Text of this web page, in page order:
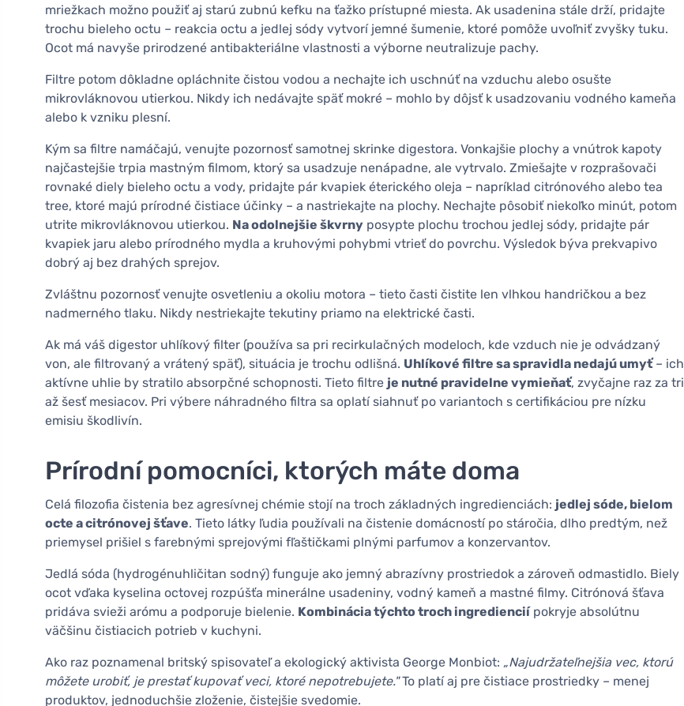
mriežkach možno použiť aj starú zubnú kefku na ťažko prístupné miesta. Ak usadenina stále drží, pridajte
trochu bieleho octu – reakcia octu a jedlej sódy vytvorí jemné šumenie, ktoré pomôže uvoľniť zvyšky tuku.
Ocot má navyše prirodzené antibakteriálne vlastnosti a výborne neutralizuje pachy.
Filtre potom dôkladne opláchnite čistou vodou a nechajte ich uschnúť na vzduchu alebo osušte
mikrovláknovou utierkou. Nikdy ich nedávajte späť mokré – mohlo by dôjsť k usadzovaniu vodného kameňa
alebo k vzniku plesní.
Kým sa filtre namáčajú, venujte pozornosť samotnej skrinke digestora. Vonkajšie plochy a vnútrok kapoty
najčastejšie trpia mastným filmom, ktorý sa usadzuje nenápadne, ale vytrvalo. Zmiešajte v rozprašovači
rovnaké diely bieleho octu a vody, pridajte pár kvapiek éterického oleja – napríklad citrónového alebo tea
tree, ktoré majú prírodné čistiace účinky – a nastriekajte na plochy. Nechajte pôsobiť niekoľko minút, potom
utrite mikrovláknovou utierkou. Na odolnejšie škvrny posypte plochu trochou jedlej sódy, pridajte pár
kvapiek jaru alebo prírodného mydla a kruhovými pohybmi vtrieť do povrchu. Výsledok býva prekvapivo
dobrý aj bez drahých sprejov.
Zvláštnu pozornosť venujte osvetleniu a okoliu motora – tieto časti čistite len vlhkou handričkou a bez
nadmerného tlaku. Nikdy nestriekajte tekutiny priamo na elektrické časti.
Ak má váš digestor uhlíkový filter (používa sa pri recirkulačných modeloch, kde vzduch nie je odvádzaný
von, ale filtrovaný a vrátený späť), situácia je trochu odlišná. Uhlíkové filtre sa spravidla nedajú umyť– ich
aktívne uhlie by stratilo absorpčné schopnosti. Tieto filtre je nutné pravidelne vymieňať, zvyčajne raz za tri
až šesť mesiacov. Pri výbere náhradného filtra sa oplatí siahnuť po variantoch s certifikáciou pre nízku
emisiu škodlivín.
Prírodní pomocníci, ktorých máte doma
Celá filozofia čistenia bez agresívnej chémie stojí na troch základných ingredienciách: jedlej sóde, bielom
octe a citrónovej šťave. Tieto látky ľudia používali na čistenie domácností po stáročia, dlho predtým, než
priemysel prišiel s farebnými sprejovými fľaštičkami plnými parfumov a konzervantov.
Jedlá sóda (hydrogénuhličitan sodný) funguje ako jemný abrazívny prostriedok a zároveň odmastidlo. Biely
ocot vďaka kyselina octovej rozpúšťa minerálne usadeniny, vodný kameň a mastné filmy. Citrónová šťava
pridáva svieži arómu a podporuje bielenie. Kombinácia týchto troch ingredienciípokryje absolútnu
väčšinu čistiacich potrieb v kuchyni.
Ako raz poznamenal britský spisovateľ a ekologický aktivista George Monbiot: „Najudržateľnejšia vec, ktorú
môžete urobiť, je prestať kupovať veci, ktoré nepotrebujete."To platí aj pre čistiace prostriedky – menej
produktov, jednoduchšie zloženie, čistejšie svedomie.